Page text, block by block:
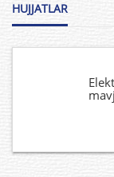
HUJJATLAR